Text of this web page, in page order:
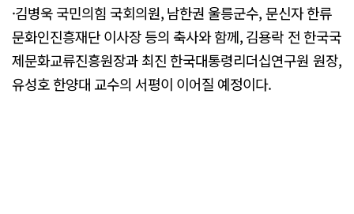
·김병욱 국민의힘 국회의원, 남한권 울릉군수, 문신자 한류
문화인진흥재단 이사장 등의 축사와 함께, 김용락 전 한국국
제문화교류진흥원장과 최진 한국대통령리더십연구원 원장,
유성호 한양대 교수의 서평이 이어질 예정이다.